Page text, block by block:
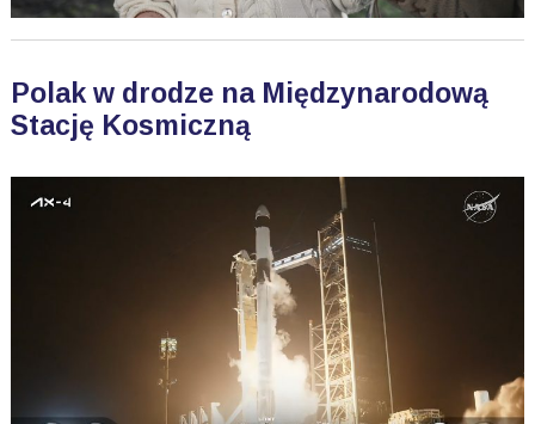
Polak w drodze na Międzynarodową
Stację Kosmiczną